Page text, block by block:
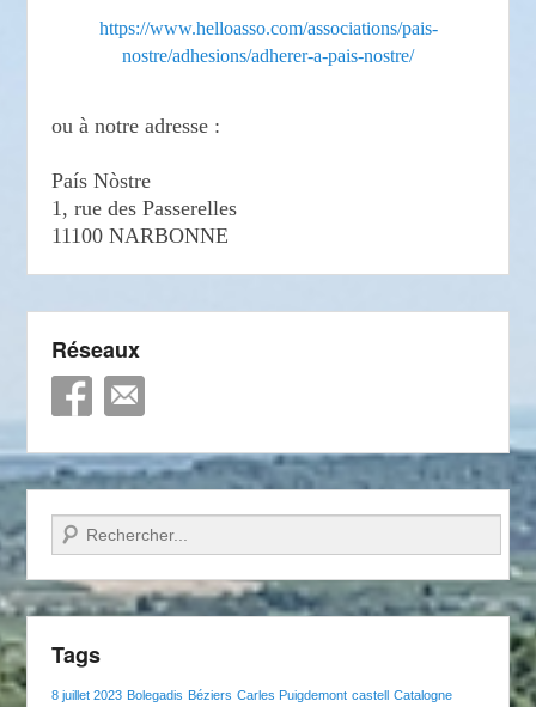
https://www.helloasso.com/associations/pais-
nostre/adhesions/adherer-a-pais-nostre/
ou à notre adresse :
País Nòstre
1, rue des Passerelles
11100 NARBONNE
Réseaux
Recherche
Tags
8 juillet 2023 Bolegadis Béziers Carles Puigdemont castell Catalogne